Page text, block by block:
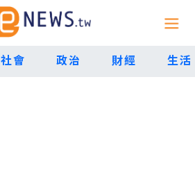
社會 政治 財經 生活